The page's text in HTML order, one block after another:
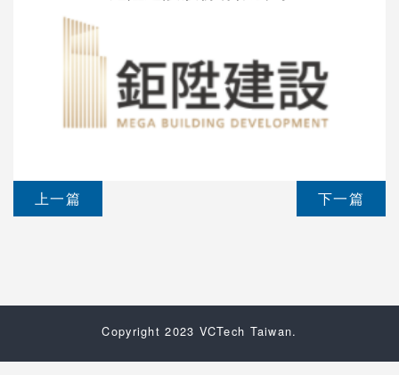
上一篇 下一篇
Copyright 2023 VCTech Taiwan.